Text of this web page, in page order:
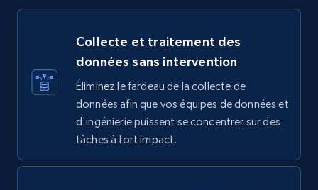
Collecte et traitement des
données sans intervention
Éliminez le fardeau de la collecte de
données afin que vos équipes de données et
d'ingénierie puissent se concentrer sur des
tâches à fort impact.